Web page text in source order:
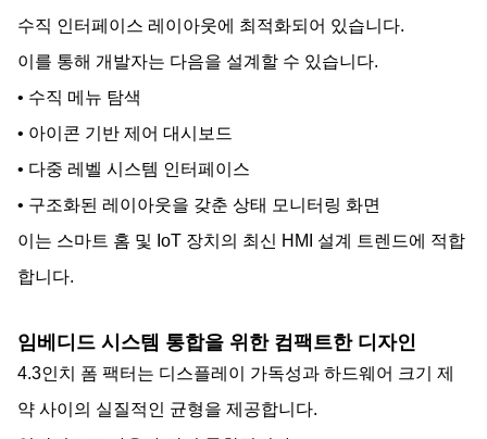
수직 인터페이스 레이아웃에 최적화되어 있습니다.
이를 통해 개발자는 다음을 설계할 수 있습니다.
• 수직 메뉴 탐색
• 아이콘 기반 제어 대시보드
• 다중 레벨 시스템 인터페이스
• 구조화된 레이아웃을 갖춘 상태 모니터링 화면
이는 스마트 홈 및 IoT 장치의 최신 HMI 설계 트렌드에 적합
합니다.
임베디드 시스템 통합을 위한 컴팩트한 디자인
4.3인치 폼 팩터는 디스플레이 가독성과 하드웨어 크기 제
약 사이의 실질적인 균형을 제공합니다.